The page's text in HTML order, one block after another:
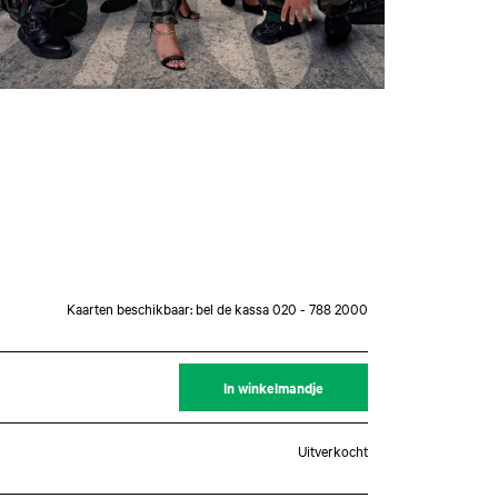
Kaarten beschikbaar: bel de kassa 020 - 788 2000
In winkelmandje
Uitverkocht